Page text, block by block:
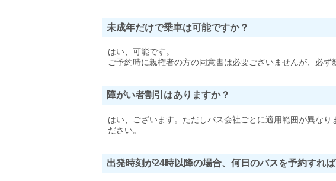
未成年だけで乗車は可能ですか？
はい、可能です。
ご予約時に親権者の方の同意書は必要ございませんが、必ず
障がい者割引はありますか？
はい、ございます。ただしバス会社ごとに適用範囲が異なり
ださい。
出発時刻が24時以降の場合、何日のバスを予約すれ